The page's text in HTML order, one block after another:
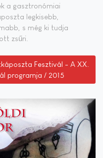
a gasztronómiai
legkisebb,
s még ki tudja
zsűri.
Fesztivál - A XX.
programja / 2015